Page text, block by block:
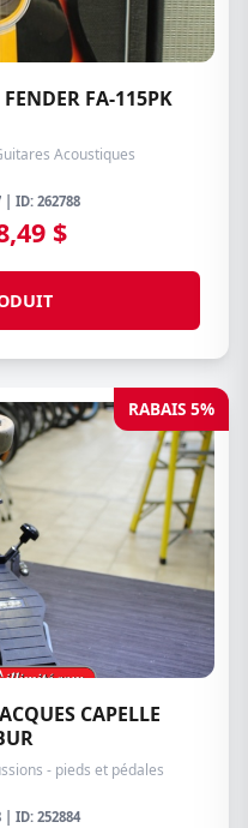
FA-115PK
Acoustiques
ID: 262788
$
RABAIS 5%
CAPELLE
- pieds et pédales
ID: 252884